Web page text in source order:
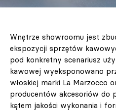
Wnętrze showroomu jest
ekspozycji sprzętów
pod konkretny scenariusz
kawowej wyeksponowano
włoskiej marki La Marzocco
producentów akcesoriów do
kątem jakości wykonania i